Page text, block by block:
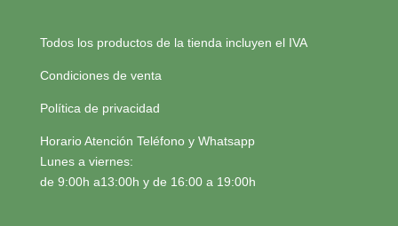
Todos los productos de la tienda incluyen el IVA
Condiciones de venta
Política de privacidad
Horario Atención Teléfono y Whatsapp
Lunes a viernes:
de 9:00h a13:00h y de 16:00 a 19:00h